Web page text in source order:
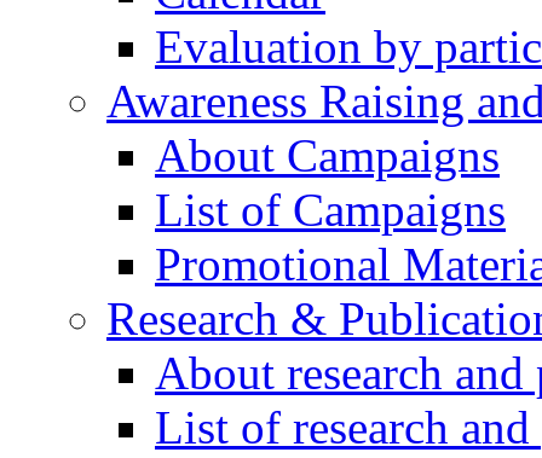
Evaluation by
Awareness Raising
About Campaigns
List of Campaigns
Promotional
Research &
About research
List of research